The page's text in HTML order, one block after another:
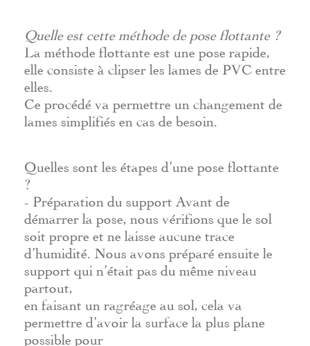
Quelle est cette méthode de pose flottante ?
La méthode flottante est une pose rapide,
elle consiste à clipser les lames de PVC entre
elles.
Ce procédé va permettre un changement de
lames simplifiés en cas de besoin.
Quelles sont les étapes d’une pose flottante
?
- Préparation du support Avant de
démarrer la pose, nous vérifions que le sol
soit propre et ne laisse aucune trace
d’humidité. Nous avons préparé ensuite le
support qui n’était pas du même niveau
partout,
en faisant un ragréage au sol, cela va
permettre d’avoir la surface la plus plane
possible pour